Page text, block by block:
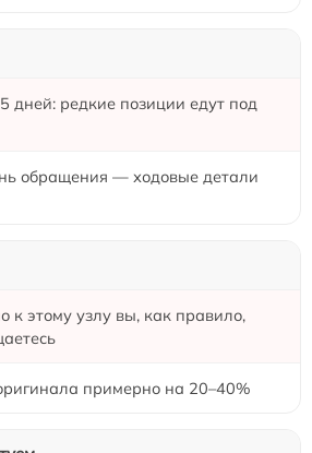
дней: редкие позиции едут под
обращения — ходовые детали
к этому узлу вы, как правило,
примерно на 20–40%